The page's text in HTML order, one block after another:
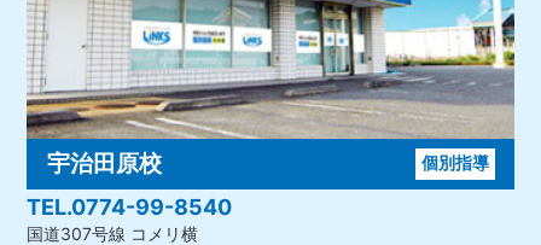
宇治田原校 個別指導
TEL.0774-99-8540
国道307号線 コメリ横